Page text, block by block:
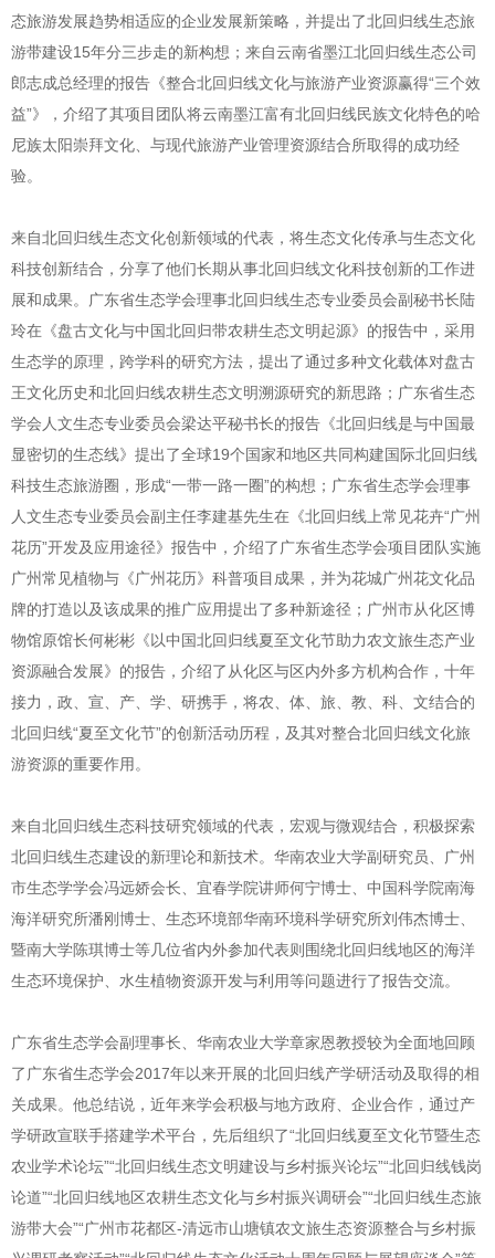
态旅游发展趋势相适应的企业发展新策略，并提出了北回归线生态旅
游带建设15年分三步走的新构想；来自云南省墨江北回归线生态公司
郎志成总经理的报告《整合北回归线文化与旅游产业资源赢得“三个效
益”》，介绍了其项目团队将云南墨江富有北回归线民族文化特色的哈
尼族太阳崇拜文化、与现代旅游产业管理资源结合所取得的成功经
验。
来自北回归线生态文化创新领域的代表，将生态文化传承与生态文化
科技创新结合，分享了他们长期从事北回归线文化科技创新的工作进
展和成果。广东省生态学会理事北回归线生态专业委员会副秘书长陆
玲在《盘古文化与中国北回归带农耕生态文明起源》的报告中，采用
生态学的原理，跨学科的研究方法，提出了通过多种文化载体对盘古
王文化历史和北回归线农耕生态文明溯源研究的新思路；广东省生态
学会人文生态专业委员会梁达平秘书长的报告《北回归线是与中国最
显密切的生态线》提出了全球19个国家和地区共同构建国际北回归线
科技生态旅游圈，形成“一带一路一圈”的构想；广东省生态学会理事
人文生态专业委员会副主任李建基先生在《北回归线上常见花卉“广州
花历”开发及应用途径》报告中，介绍了广东省生态学会项目团队实施
广州常见植物与《广州花历》科普项目成果，并为花城广州花文化品
牌的打造以及该成果的推广应用提出了多种新途径；广州市从化区博
物馆原馆长何彬彬《以中国北回归线夏至文化节助力农文旅生态产业
资源融合发展》的报告，介绍了从化区与区内外多方机构合作，十年
接力，政、宣、产、学、研携手，将农、体、旅、教、科、文结合的
北回归线“夏至文化节”的创新活动历程，及其对整合北回归线文化旅
游资源的重要作用。
来自北回归线生态科技研究领域的代表，宏观与微观结合，积极探索
北回归线生态建设的新理论和新技术。华南农业大学副研究员、广州
市生态学学会冯远娇会长、宜春学院讲师何宁博士、中国科学院南海
海洋研究所潘刚博士、生态环境部华南环境科学研究所刘伟杰博士、
暨南大学陈琪博士等几位省内外参加代表则围绕北回归线地区的海洋
生态环境保护、水生植物资源开发与利用等问题进行了报告交流。
广东省生态学会副理事长、华南农业大学章家恩教授较为全面地回顾
了广东省生态学会2017年以来开展的北回归线产学研活动及取得的相
关成果。他总结说，近年来学会积极与地方政府、企业合作，通过产
学研政宣联手搭建学术平台，先后组织了“北回归线夏至文化节暨生态
农业学术论坛”“北回归线生态文明建设与乡村振兴论坛”“北回归线钱岗
论道”“北回归线地区农耕生态文化与乡村振兴调研会”“北回归线生态旅
游带大会”“广州市花都区-清远市山塘镇农文旅生态资源整合与乡村振